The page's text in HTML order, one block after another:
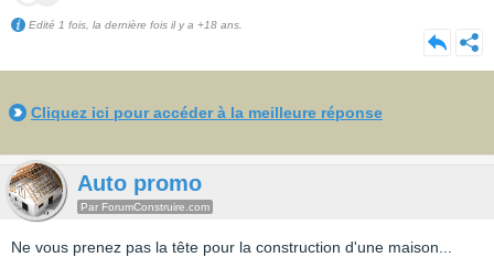
Edité 1 fois, la dernière fois il y a +18 ans.
Cliquez ici pour accéder à la meilleure réponse
Auto promo
Par ForumConstruire.com
Ne vous prenez pas la tête pour la construction d'une maison...